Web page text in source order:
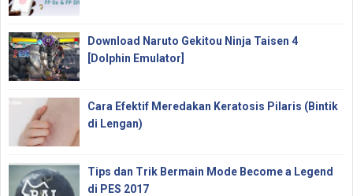
Download Naruto Gekitou Ninja Taisen 4
[Dolphin Emulator]
Cara Efektif Meredakan Keratosis Pilaris (Bintik
di Lengan)
Tips dan Trik Bermain Mode Become a Legend
di PES 2017